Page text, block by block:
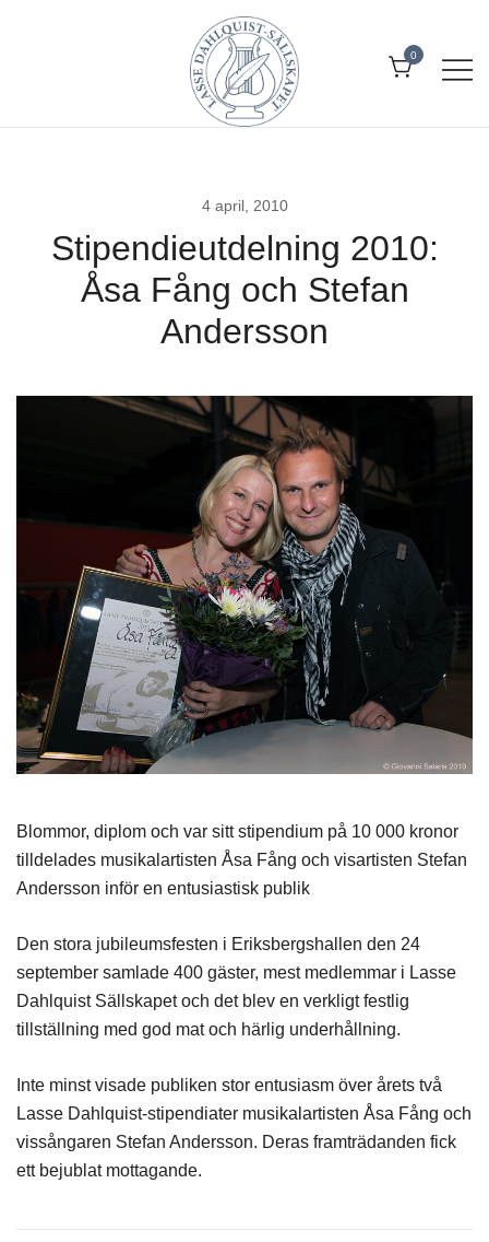
0
4 april, 2010
Stipendieutdelning 2010:
Åsa Fång och Stefan
Andersson
Blommor, diplom och var sitt stipendium på 10 000 kronor
tilldelades musikalartisten Åsa Fång och visartisten Stefan
Andersson inför en entusiastisk publik
Den stora jubileumsfesten i Eriksbergshallen den 24
september samlade 400 gäster, mest medlemmar i Lasse
Dahlquist Sällskapet och det blev en verkligt festlig
tillställning med god mat och härlig underhållning.
Inte minst visade publiken stor entusiasm över årets två
Lasse Dahlquist-stipendiater musikalartisten Åsa Fång och
vissångaren Stefan Andersson. Deras framträdanden fick
ett bejublat mottagande.